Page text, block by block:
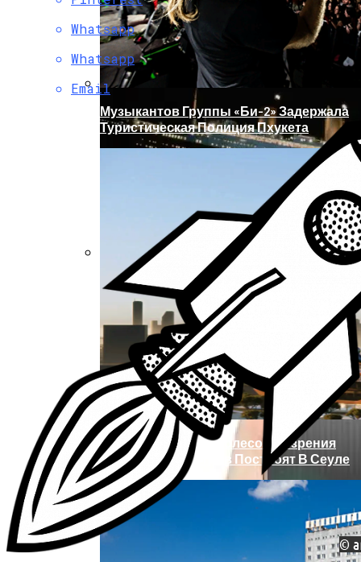
В Глобальной Web-Сети Опубликовали
Эскизы Нового Круизного Лайнера
«Титаник»
Музыкантов Группы «Би-2» Задержала
Туристическая Полиция Пхукета
Футуристическое Колесо Обозрения
Высотой 220 Метров Построят В Сеуле
Whatsapp
Whatsapp
Email